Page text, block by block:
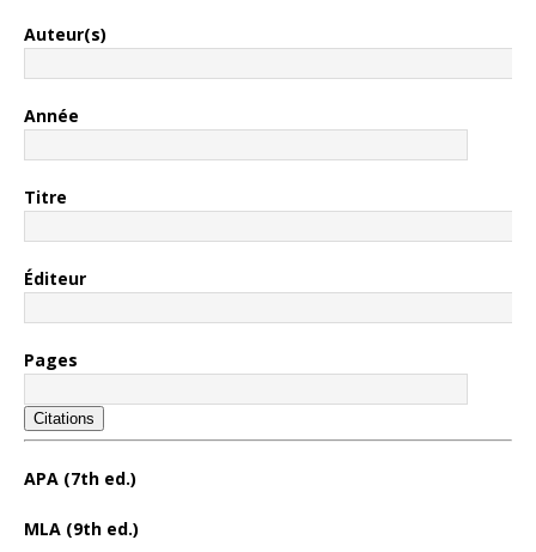
Auteur(s)
Année
Titre
Éditeur
Pages
Citations
APA (7th ed.)
MLA (9th ed.)